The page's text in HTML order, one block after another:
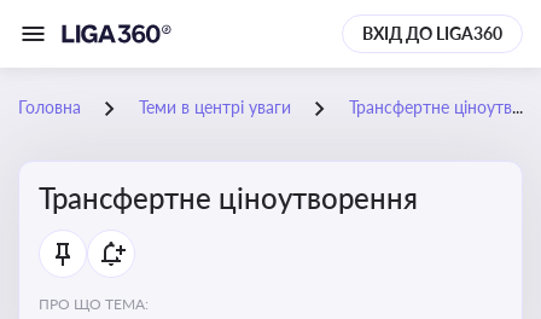
ВХІД ДО LIGA360
Головна Теми в центрі уваги Трансфертне ціноутворення
Трансфертне ціноутворення
ПРО ЩО ТЕМА: